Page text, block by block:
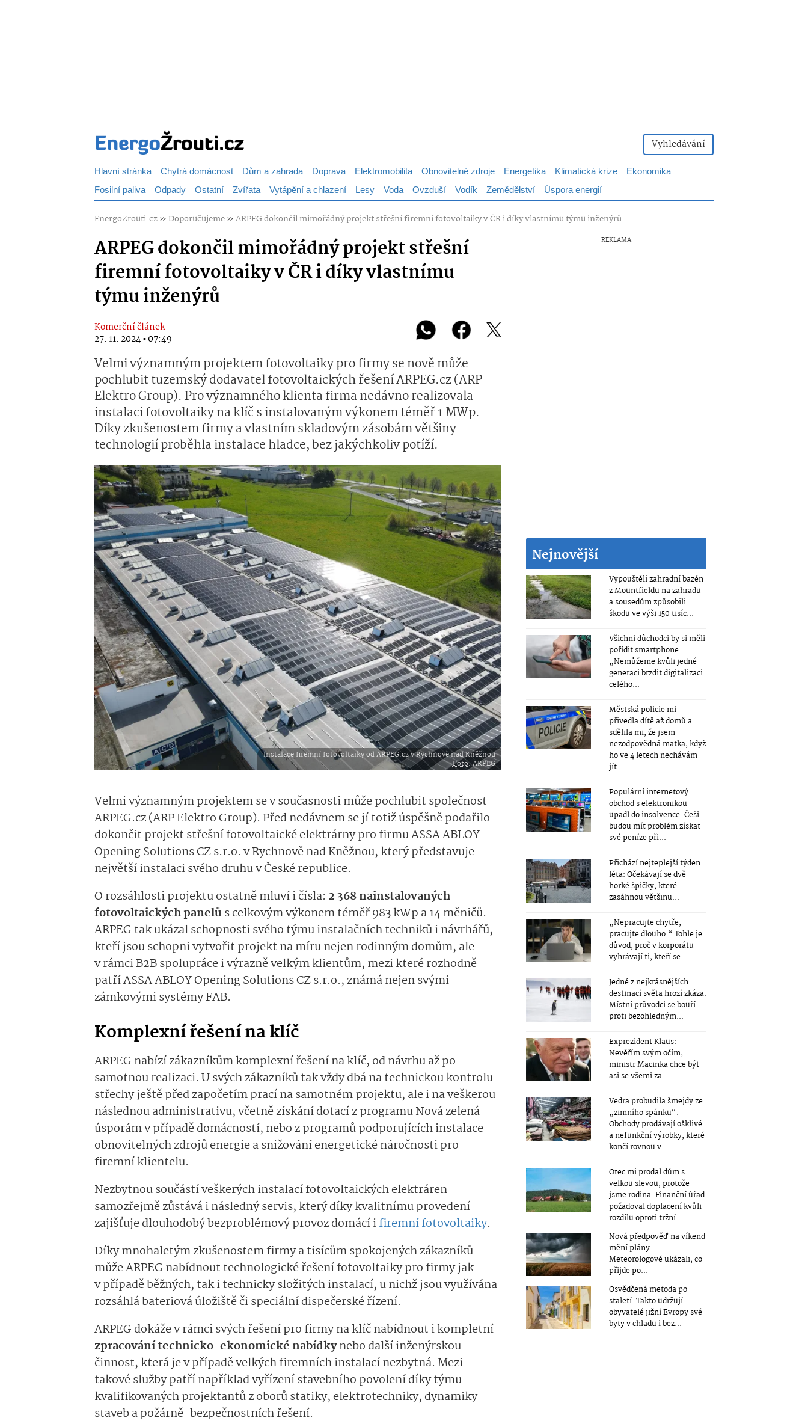
Vyhledávání
Hlavní stránka Chytrá domácnost Dům a zahrada Doprava Elektromobilita Obnovitelné zdroje Energetika Klimatická krize
Ekonomika
Fosilní paliva Odpady Ostatní Zvířata Vytápění a chlazení Lesy Voda Ovzduší Vodík Zemědělství Úspora energií
EnergoZrouti.cz»Doporučujeme»ARPEG dokončil mimořádný projekt střešní firemní fotovoltaiky v ČR i díky vlastnímu týmu inženýrů
ARPEG dokončil mimořádný projekt střešní
firemní fotovoltaiky v ČR i díky vlastnímu
týmu inženýrů
Komerční článek
27. 11. 2024 ▪ 07:49
Velmi významným projektem fotovoltaiky pro firmy se nově může
pochlubit tuzemský dodavatel fotovoltaických řešení ARPEG.cz (ARP
Elektro Group). Pro významného klienta firma nedávno realizovala
instalaci fotovoltaiky na klíč s instalovaným výkonem téměř 1 MWp.
Díky zkušenostem firmy a vlastním skladovým zásobám většiny
technologií proběhla instalace hladce, bez jakýchkoliv potíží.
Instalace firemní fotovoltaiky od ARPEG.cz v Rychnově nad Kněžnou
Foto: ARPEG
Velmi významným projektem se v současnosti může pochlubit společnost
ARPEG.cz (ARP Elektro Group). Před nedávnem se jí totiž úspěšně podařilo
dokončit projekt střešní fotovoltaické elektrárny pro firmu ASSA ABLOY
Opening Solutions CZ s.r.o. v Rychnově nad Kněžnou, který představuje
největší instalaci svého druhu v České republice.
O rozsáhlosti projektu ostatně mluví i čísla: 2 368 nainsta­lovaných
fotovoltaických panelů s celkovým výkonem téměř 983 kWp a 14 měničů.
ARPEG tak ukázal schopnosti svého týmu instalačních techniků i návrhářů,
kteří jsou schopni vytvořit projekt na míru nejen rodinným domům, ale
v rámci B2B spolupráce i výrazně velkým klientům, mezi které rozhodně
patří ASSA ABLOY Opening Solutions CZ s.r.o., známá nejen svými
zámkovými systémy FAB.
Komplexní řešení na klíč
ARPEG nabízí zákazníkům komplexní řešení na klíč, od návrhu až po
samotnou realizaci. U svých zákazníků tak vždy dbá na technickou kontrolu
střechy ještě před započetím prací na samotném projektu, ale i na veškerou
následnou administrativu, včetně získání dotací z programu Nová zelená
úsporám v případě domácností, nebo z programů podporujících instalace
obnovitelných zdrojů energie a snižování energetické náročnosti pro
firemní klientelu.
Nezbytnou součástí veškerých instalací fotovoltaických elektráren
samozřejmě zůstává i následný servis, který díky kvalitnímu provedení
zajišťuje dlouhodobý bezproblémový provoz domácí ifiremní fotovoltaiky.
Díky mnohaletým zkušenostem firmy a tisícům spokojených zákazníků
může ARPEG nabídnout technologické řešení fotovoltaiky pro firmy jak
v případě běžných, tak i technicky složitých instalací, u nichž jsou využívána
rozsáhlá bateriová úložiště či speciální dispečerské řízení.
ARPEG dokáže v rámci svých řešení pro firmy na klíč nabídnout i kompletní
zpracování technicko-ekonomické nabídkynebo další inženýrskou
činnost, která je v případě velkých firemních instalací nezbytná. Mezi
takové služby patří například vyřízení stavebního povolení díky týmu
kvalifikovaných projektantů z oborů statiky, elektrotechniky, dynamiky
staveb a požárně-bezpečnostních řešení.
Nejnovější
Vypouštěli zahradní bazén
z Mountfieldu na zahradu
a sousedům způsobili
škodu ve výši 150 tisíc...
Všichni důchodci by si měli
pořídit smartphone.
„Nemůžeme kvůli jedné
generaci brzdit digitalizaci
celého...
Městská policie mi
přivedla dítě až domů a
sdělila mi, že jsem
nezodpovědná matka, když
ho ve 4 letech nechávám
jít...
Populární internetový
obchod s elektronikou
upadl do insolvence. Češi
budou mít problém získat
své peníze při...
Přichází nejteplejší týden
léta: Očekávají se dvě
horké špičky, které
zasáhnou většinu...
„Nepracujte chytře,
pracujte dlouho.“ Tohle je
důvod, proč v korporátu
vyhrávají ti, kteří se...
Jedné z nejkrásnějších
destinací světa hrozí zkáza.
Místní průvodci se bouří
proti bezohledným...
Exprezident Klaus:
Nevěřím svým očím,
ministr Macinka chce být
asi se všemi za...
Vedra probudila šmejdy ze
„zimního spánku“.
Obchody prodávají ošklivé
a nefunkční výrobky, které
končí rovnou v...
Otec mi prodal dům s
velkou slevou, protože
jsme rodina. Finanční úřad
požadoval doplacení kvůli
rozdílu oproti tržní...
Nová předpověď na víkend
mění plány.
Meteorologové ukázali, co
přijde po...
Osvědčená metoda po
staletí: Takto udržují
obyvatelé jižní Evropy své
byty v chladu i bez...